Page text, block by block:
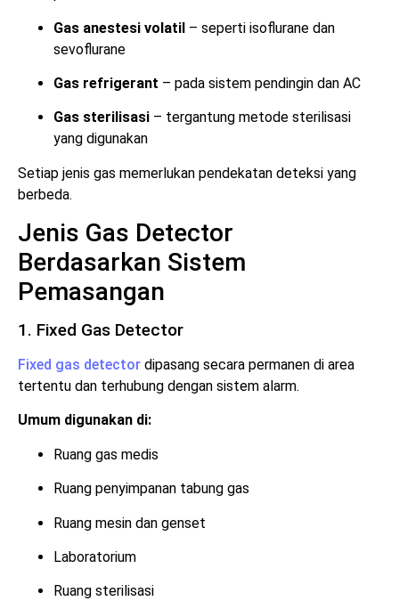
Gas anestesi volatil – seperti isoflurane dan
sevoflurane
Gas refrigerant – pada sistem pendingin dan AC
Gas sterilisasi – tergantung metode sterilisasi
yang digunakan
Setiap jenis gas memerlukan pendekatan deteksi yang
berbeda.
Jenis Gas Detector
Berdasarkan Sistem
Pemasangan
1. Fixed Gas Detector
Fixed gas detector dipasang secara permanen di area
tertentu dan terhubung dengan sistem alarm.
Umum digunakan di:
Ruang gas medis
Ruang penyimpanan tabung gas
Ruang mesin dan genset
Laboratorium
Ruang sterilisasi